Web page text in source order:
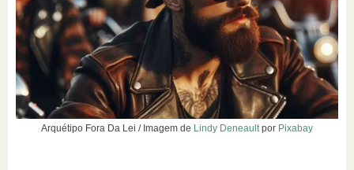
Arquétipo Fora Da Lei / Imagem de Lindy Deneaultpor Pixabay